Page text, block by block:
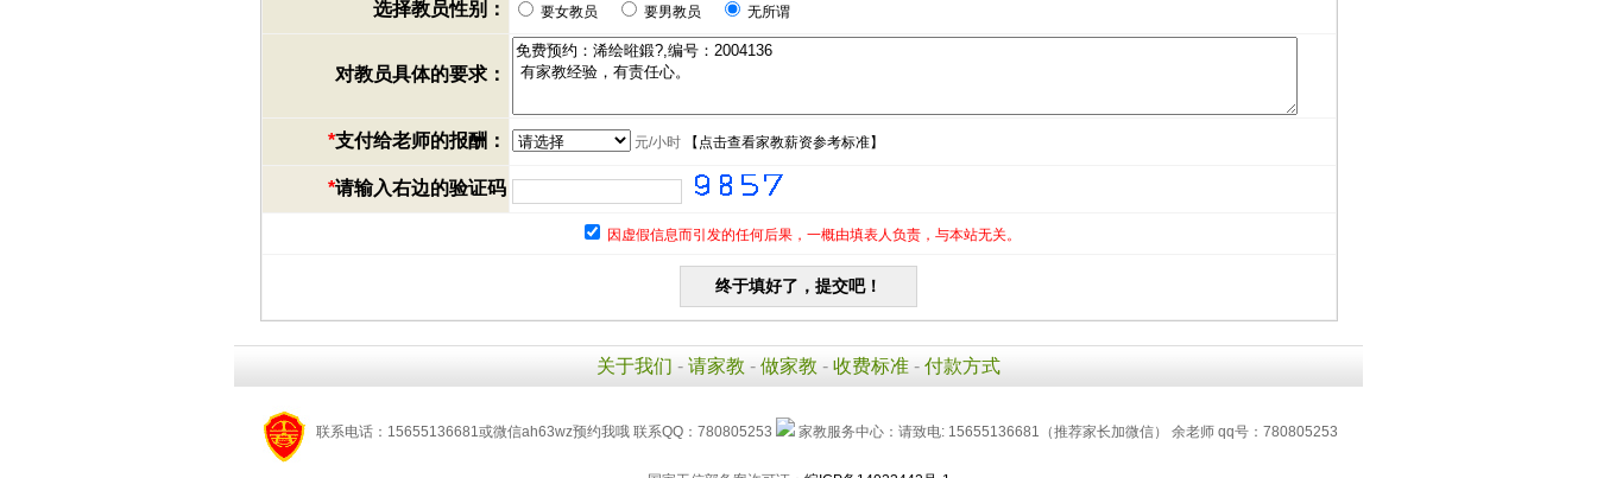
选择教员性别：
要女教员 要男教员 无所谓
对教员具体的要求：
*支付给老师的报酬： 元/小时【 点击查看家教薪资参考标准】
*请输入右边的验证码
因虚假信息而引发的任何后果，一概由填表人负责，与本站无关。
关于我们 - 请家教 - 做家教 - 收费标准 - 付款方式
联系电话：15655136681或微信ah63wz预约我哦 联系QQ：780805253 家教服务中心：请致电: 15655136681（推荐家长加微信） 余老师 qq号：780805253